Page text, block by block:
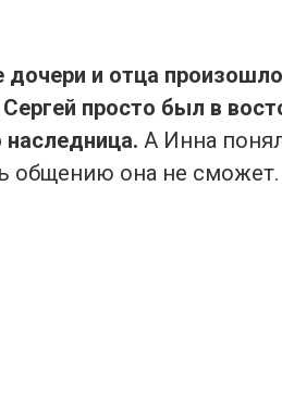
дочери и отца
просто был в
наследница. А Инна
общению она не сможет.